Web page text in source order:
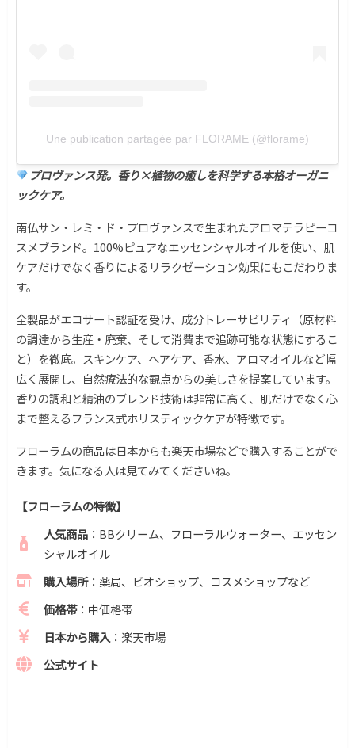
Une publication partagée par FLORAME (@florame)
プロヴァンス発。香り×植物の癒しを科学する本格オーガニ
ックケア。
南仏サン・レミ・ド・プロヴァンスで生まれたアロマテラピーコ
スメブランド。100%ピュアなエッセンシャルオイルを使い、肌
ケアだけでなく香りによるリラクゼーション効果にもこだわりま
す。
全製品がエコサート認証を受け、成分トレーサビリティ（原材料
の調達から生産・廃棄、そして消費まで追跡可能な状態にするこ
と）を徹底。スキンケア、ヘアケア、香水、アロマオイルなど幅
広く展開し、自然療法的な観点からの美しさを提案しています。
香りの調和と精油のブレンド技術は非常に高く、肌だけでなく心
まで整えるフランス式ホリスティックケアが特徴です。
フローラムの商品は日本からも楽天市場などで購入することがで
きます。気になる人は見てみてくださいね。
【フローラムの特徴】
人気商品 ：BBクリーム、フローラルウォーター、エッセン
シャルオイル
購入場所：薬局、ビオショップ、コスメショップなど
価格帯：中価格帯
日本から購入 ：楽天市場
公式サイト